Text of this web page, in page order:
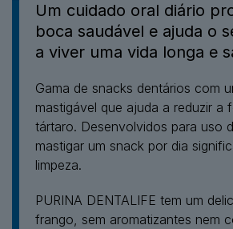
Um cuidado oral diário
boca saudável e ajuda o
a viver uma vida longa e
Gama de snacks dentários com
mastigável que ajuda a reduzir a
tártaro. Desenvolvidos para uso
mastigar um snack por dia
limpeza.​
PURINA DENTALIFE tem um
frango, sem aromatizantes nem